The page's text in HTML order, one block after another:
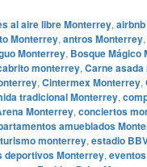
al aire libre Monterrey,
Monterrey, antros Monterrey,
Monterrey, Bosque Mágico
monterrey, Carne
, Cintermex Monterrey,
tradicional Monterrey,
Monterrey, conciertos
amueblados
monterrey, estadio
deportivos Monterrey,